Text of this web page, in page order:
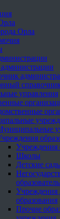
Орла
управления
Учреждения
Школы
Детские
Учреждения
образования
Прочие